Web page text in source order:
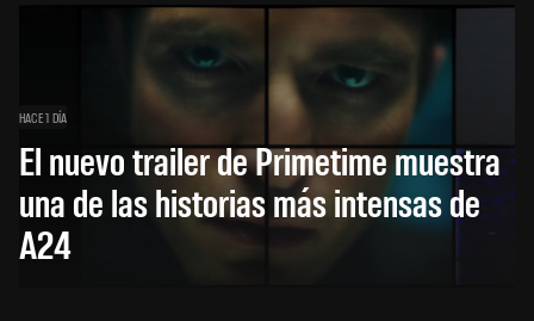
HACE 1 DÍA
El nuevo trailer de Primetime muestra
una de las historias más intensas de
A24